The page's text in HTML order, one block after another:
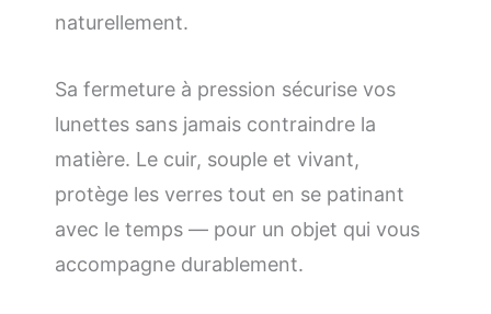
naturellement.
Sa fermeture à pression sécurise vos
lunettes sans jamais contraindre la
matière. Le cuir, souple et vivant,
protège les verres tout en se patinant
avec le temps — pour un objet qui vous
accompagne durablement.